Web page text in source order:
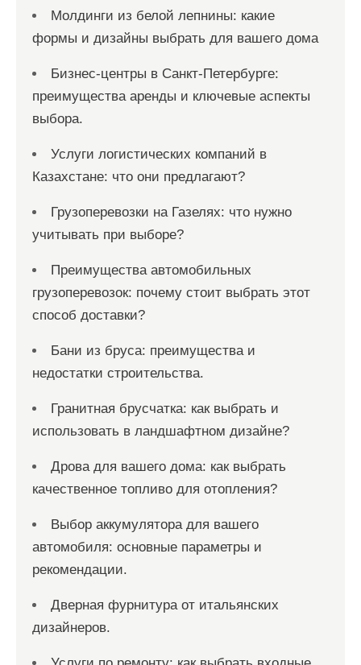
Молдинги из белой лепнины: какие
формы и дизайны выбрать для вашего дома
Бизнес-центры в Санкт-Петербурге:
преимущества аренды и ключевые аспекты
выбора.
Услуги логистических компаний в
Казахстане: что они предлагают?
Грузоперевозки на Газелях: что нужно
учитывать при выборе?
Преимущества автомобильных
грузоперевозок: почему стоит выбрать этот
способ доставки?
Бани из бруса: преимущества и
недостатки строительства.
Гранитная брусчатка: как выбрать и
использовать в ландшафтном дизайне?
Дрова для вашего дома: как выбрать
качественное топливо для отопления?
Выбор аккумулятора для вашего
автомобиля: основные параметры и
рекомендации.
Дверная фурнитура от итальянских
дизайнеров.